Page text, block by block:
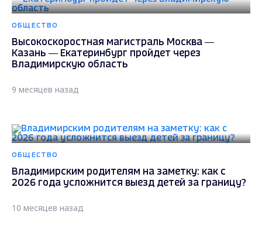
ОБЩЕСТВО
Высокоскоростная магистраль Москва —
Казань — Екатеринбург пройдет через
Владимирскую область
9 месяцев назад
ОБЩЕСТВО
Владимирским родителям на заметку: как с
2026 года усложнится выезд детей за границу?
10 месяцев назад